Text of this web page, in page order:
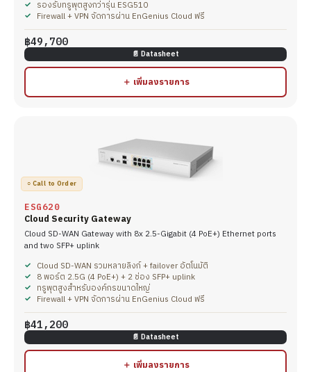
รองรับทรูพุตสูงกว่ารุ่น ESG510
Firewall + VPN จัดการผ่าน EnGenius Cloud ฟรี
฿49,700
📄 Datasheet
＋ เพิ่มลงรายการ
○ Call to Order
ESG620
Cloud Security Gateway
Cloud SD-WAN Gateway with 8x 2.5-Gigabit (4 PoE+) Ethernet ports
and two SFP+ uplink
Cloud SD-WAN รวมหลายลิงก์ + failover อัตโนมัติ
8 พอร์ต 2.5G (4 PoE+) + 2 ช่อง SFP+ uplink
ทรูพุตสูงสำหรับองค์กรขนาดใหญ่
Firewall + VPN จัดการผ่าน EnGenius Cloud ฟรี
฿41,200
📄 Datasheet
＋ เพิ่มลงรายการ